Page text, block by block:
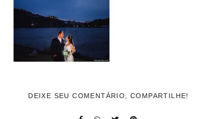
DEIXE SEU COMENTÁRIO, COMPARTILHE!